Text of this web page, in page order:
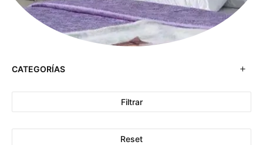
CATEGORÍAS
Filtrar
Reset